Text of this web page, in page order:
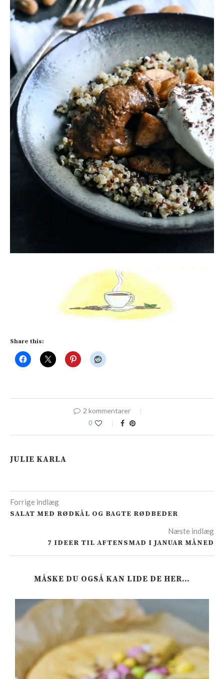
Share this:
2 kommentarer
0
JULIE KARLA
Forrige indlæg
SALAT MED RØDKÅL OG BAGTE RØDBEDER
Næste indlæg
7 IDEER TIL AFTENSMAD I JANUAR MÅNED
MÅSKE DU OGSÅ KAN LIDE DE HER…